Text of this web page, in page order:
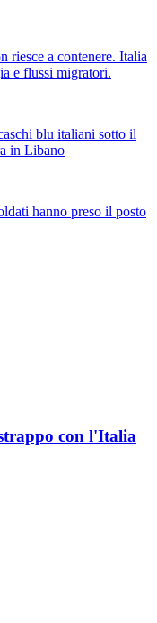
riesce a contenere. Italia
e flussi migratori.
blu italiani sotto il
in Libano
hanno preso il posto
con l'Italia